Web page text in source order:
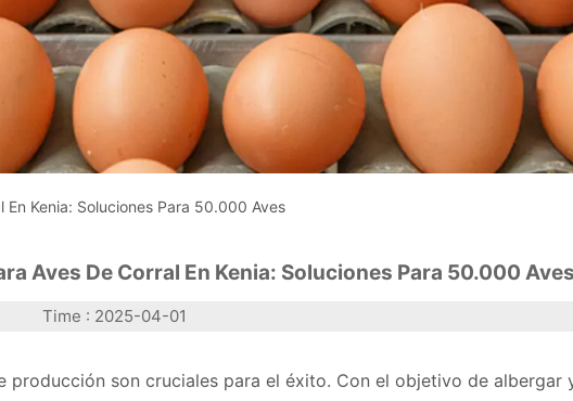
Kenia: Soluciones Para 50.000 Aves
Aves De Corral En Kenia: Soluciones Para 50.000 Aves
Time : 2025-04-01
producción son cruciales para el éxito. Con el objetivo de albergar